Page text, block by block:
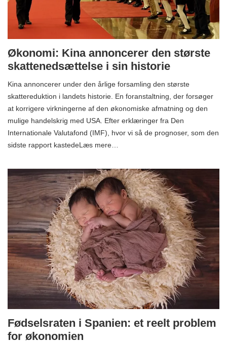
Økonomi: Kina annoncerer den største
skattenedsættelse i sin historie
Kina annoncerer under den årlige forsamling den største
skattereduktion i landets historie. En foranstaltning, der forsøger
at korrigere virkningerne af den økonomiske afmatning og den
mulige handelskrig med USA. Efter erklæringer fra Den
Internationale Valutafond (IMF), hvor vi så de prognoser, som den
sidste rapport kastedeLæs mere…
Fødselsraten i Spanien: et reelt problem
for økonomien